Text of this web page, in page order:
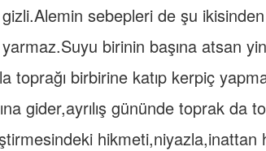
gizli.Alemin sebepleri de şu
birinin başına atsan
toprağı birbirine katıp kerpiç
gider,ayrılış gününde toprak da
hikmeti,niyazla,inattan